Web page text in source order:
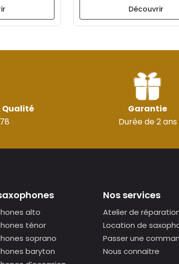
Découvrir
Qualité
Garantie
Durée de 2 ans
alto
ténor
soprano
baryton
Nos services
Atelier de
Location de
Passer une
Nous connaitre